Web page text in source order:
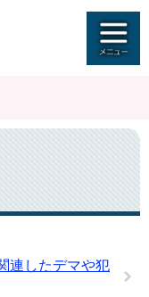
連したデマや犯